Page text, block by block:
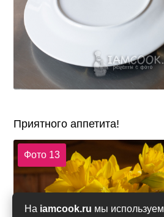
На iamcook.ru мы используем
Приятного аппетита!
Фото 13